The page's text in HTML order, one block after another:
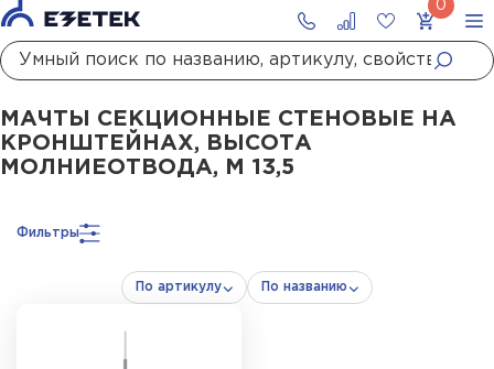
ГлавнаяКаталог Стержневые молниеотводы и мачты
МАЧТЫ СЕКЦИОННЫЕ СТЕНОВЫЕ НА
КРОНШТЕЙНАХ, ВЫСОТА
МОЛНИЕОТВОДА, М 13,5
Фильтры
По артикулу По названию